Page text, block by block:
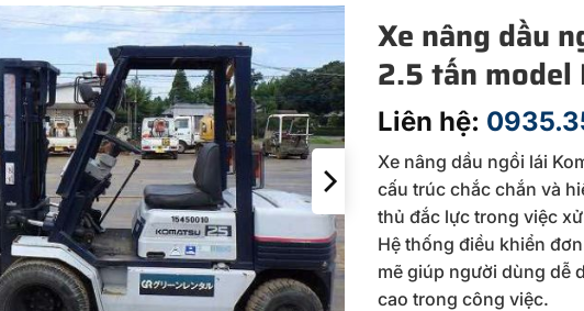
Xe nâng dầu
2.5 tấn model
Liên hệ:
Xe nâng dầu ngồi lái
cấu trúc chắc chắn và
thủ đắc lực trong việc
Hệ thống điều khiển
mẽ giúp người dùng dễ
cao trong công việc.